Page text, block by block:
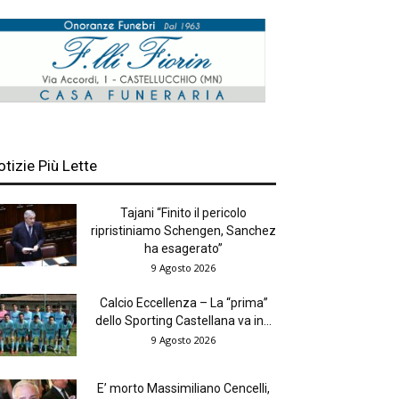
Più Lette
Tajani “Finito il pericolo
ripristiniamo Schengen, Sanchez
ha esagerato”
9 Agosto 2026
Calcio Eccellenza – La “prima”
dello Sporting Castellana va in...
9 Agosto 2026
E’ morto Massimiliano Cencelli,